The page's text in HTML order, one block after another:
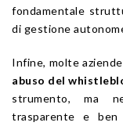
fondamentale
di gestione
Infine, molte
abuso del
strumento, ma
trasparente e ben